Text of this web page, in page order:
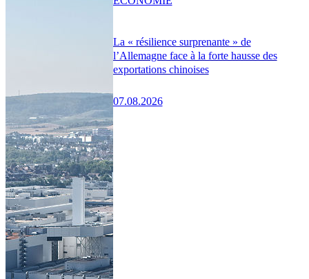
La « résilience surprenante » de
l’Allemagne face à la forte hausse des
exportations chinoises
07.08.2026